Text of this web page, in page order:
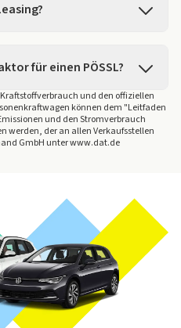
Auf unserer Plattform
an PÖSSL Leasing-
Händlern - mit flexiblen
Sie jetzt alle PÖSSL
für einen PÖSSL?
Sie aufLeasingMarkt.deeine
von verschiedenen
Konditionen eines
Ihnen unserRatgeber
und den offiziellen
können dem "Leitfaden
und den Stromverbrauch
werden, der an allen Verkaufsstellen
GmbH unter www.dat.de